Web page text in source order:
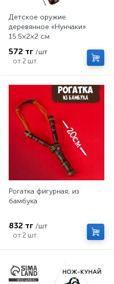
Детское оружие
деревянное «Нунчаки»
15.5×2×2 см
572 тг /шт
от 2 шт.
Рогатка фигурная, из
бамбука
832 тг /шт
от 2 шт.